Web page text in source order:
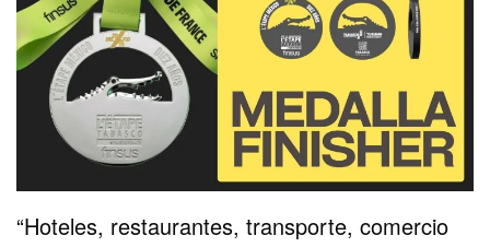
“Hoteles, restaurantes, transporte, comercio